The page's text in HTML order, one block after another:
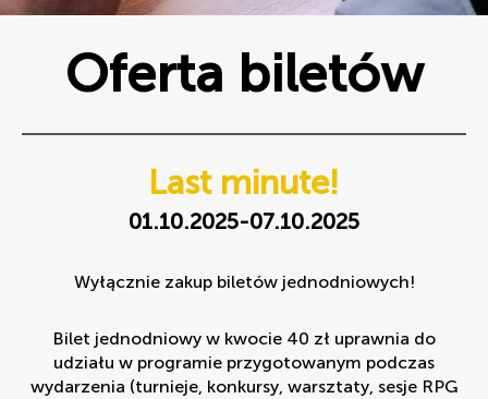
Oferta biletów
Last minute!
01.10.2025-07.10.2025
Wyłącznie zakup biletów jednodniowych!
Bilet jednodniowy w kwocie 40 zł uprawnia do
udziału w programie przygotowanym podczas
wydarzenia (turnieje, konkursy, warsztaty, sesje RPG